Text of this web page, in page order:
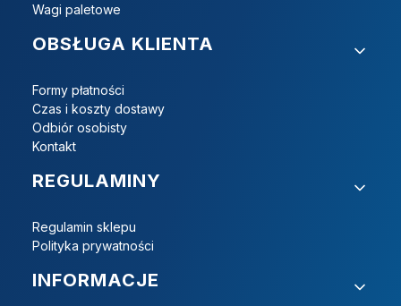
Wagi paletowe
OBSŁUGA KLIENTA
Formy płatności
Czas i koszty dostawy
Odbiór osobisty
Kontakt
REGULAMINY
Regulamin sklepu
Polityka prywatności
INFORMACJE